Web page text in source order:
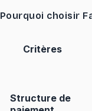
Pourquoi choisir
Critères
Structure de